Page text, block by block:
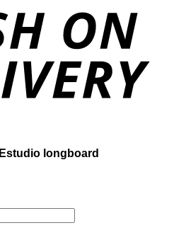
Estudio longboard